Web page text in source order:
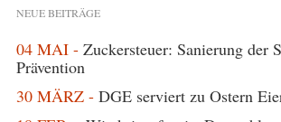
NEUE BEITRÄGE
04 MAI - Zuckersteuer: Sanierung der
Prävention
30 MÄRZ - DGE serviert zu Ostern